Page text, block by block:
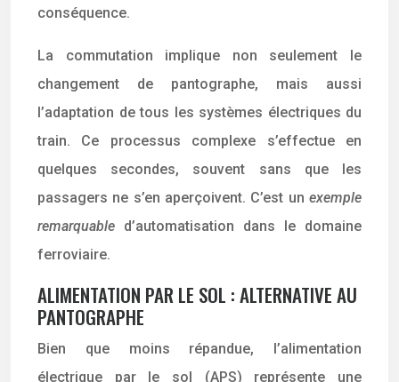
conséquence.
La commutation implique non seulement le
changement de pantographe, mais aussi
l’adaptation de tous les systèmes électriques du
train. Ce processus complexe s’effectue en
quelques secondes, souvent sans que les
passagers ne s’en aperçoivent. C’est un exemple
remarquable d’automatisation dans le domaine
ferroviaire.
ALIMENTATION PAR LE SOL : ALTERNATIVE AU
PANTOGRAPHE
Bien que moins répandue, l’alimentation
électrique par le sol (APS) représente une